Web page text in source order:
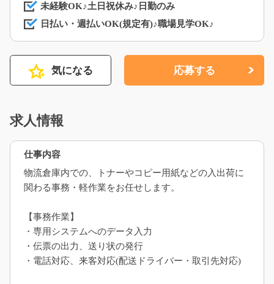
未経験OK♪土日祝休み♪日勤のみ
日払い・週払いOK(規定有)♪職場見学OK♪
気になる 応募する
求人情報
仕事内容
物流倉庫内での、トナーやコピー用紙などの入出荷に
関わる事務・軽作業をお任せします。
【事務作業】
・専用システムへのデータ入力
・伝票の出力、送り状の発行
・電話対応、来客対応(配送ドライバー・取引先対応)